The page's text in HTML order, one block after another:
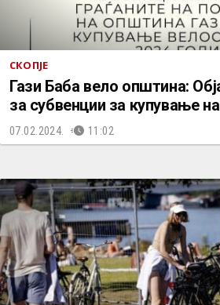
СКОПЈЕ
Гази Баба вело општина:
за субвенции за купување
07.02.2024. 11:02